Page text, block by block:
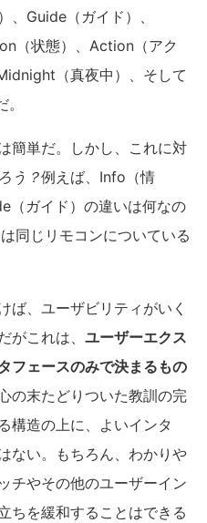
Guide（ガイド）、
（状態）、Action（アク
（真夜中）、そして
簡単だ。しかし、これに対
う？例えば、Info（情
（ガイド）の違いは何なの
同じリモコンについている
ば、ユーザビリティがいく
がこれは、 ユーザーエクス
フェースのみで決まるもの
の末たどりついた教訓の完
構造の上に、よいインタ
ない。もちろん、わかりや
チやその他のユーザーイン
ちを緩和することはできる